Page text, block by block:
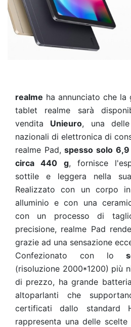
realme ha annunciato che la
tablet realme sarà
vendita Unieuro, una
nazionali di elettronica di
realme Pad, spesso solo
circa 440 g, fornisce
sottile e leggera nella
Realizzato con un corpo
alluminio e con una
con un processo di
precisione, realme Pad
grazie ad una sensazione
Confezionato con lo
(risoluzione 2000*1200) più
di prezzo, ha grande
altoparlanti che
certificati dallo standard
rappresenta una delle